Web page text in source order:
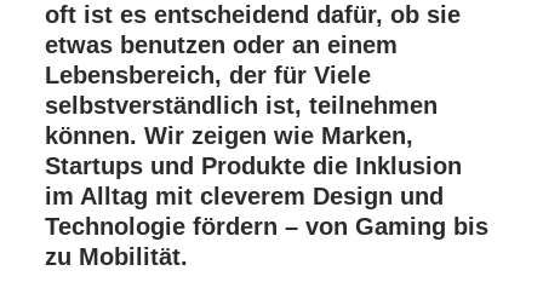
oft ist es entscheidend dafür, ob sie
etwas benutzen oder an einem
Lebensbereich, der für Viele
selbstverständlich ist, teilnehmen
können. Wir zeigen wie Marken,
Startups und Produkte die Inklusion
im Alltag mit cleverem Design und
Technologie fördern – von Gaming bis
zu Mobilität.